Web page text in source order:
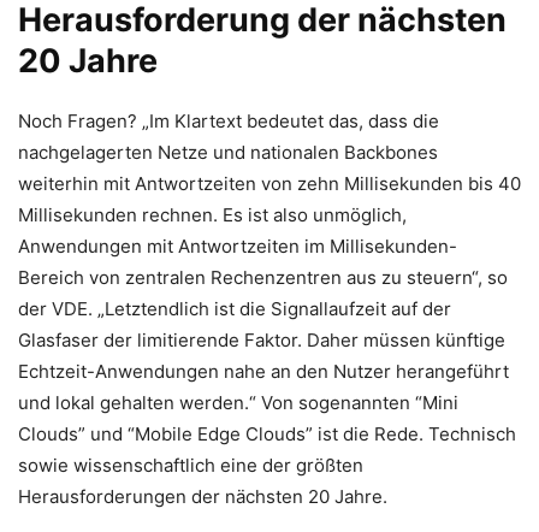
Herausforderung der nächsten
20 Jahre
Noch Fragen? „Im Klartext bedeutet das, dass die
nachgelagerten Netze und nationalen Backbones
weiterhin mit Antwortzeiten von zehn Millisekunden bis 40
Millisekunden rechnen. Es ist also unmöglich,
Anwendungen mit Antwortzeiten im Millisekunden-
Bereich von zentralen Rechenzentren aus zu steuern“, so
der VDE. „Letztendlich ist die Signallaufzeit auf der
Glasfaser der limitierende Faktor. Daher müssen künftige
Echtzeit-Anwendungen nahe an den Nutzer herangeführt
und lokal gehalten werden.“ Von sogenannten “Mini
Clouds” und “Mobile Edge Clouds” ist die Rede. Technisch
sowie wissenschaftlich eine der größten
Herausforderungen der nächsten 20 Jahre.